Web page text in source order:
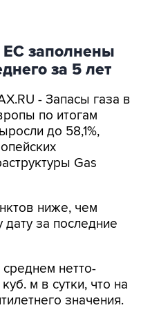
заполнены
за 5 лет
- Запасы газа в
по итогам
до 58,1%,
Gas
ниже, чем
дату за последние
нетто-
м в сутки, что на
значения.